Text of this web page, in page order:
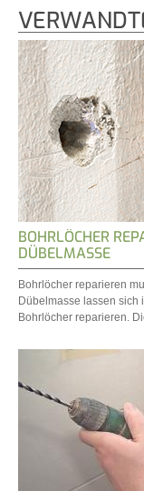
BOHRLÖCHER
DÜBELMASSE
Bohrlöcher reparieren
Dübelmasse lassen sich
Bohrlöcher reparieren.